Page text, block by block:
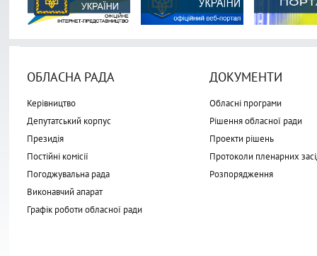
ОБЛАСНА РАДА
Керівництво
Депутатський корпус
Президія
Постійні комісії
Погоджувальна рада
Виконавчий апарат
Графік роботи обласної ради
ДОКУМЕНТИ
Обласні програми
Рішення обласної ради
Проекти рішень
Протоколи пленарних
Розпорядження